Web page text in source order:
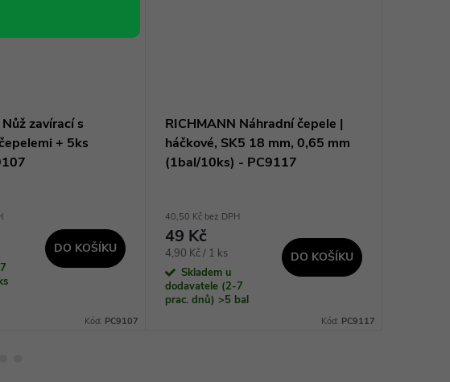
zavírací s
+ 5ks
DO KOŠÍKU
Kód: PC9107
RICHMANN Náhradní čepele |
háčkové, SK5 18 mm, 0,65 mm
(1bal/10ks) - PC9117
40,50 Kč bez DPH
49 Kč
Měrná
cena:
4,90 Kč / 1 ks
Skladem u
dodavatele (2-7
prac. dnů) >5 bal
DO KOŠÍKU
Kód: PC9117